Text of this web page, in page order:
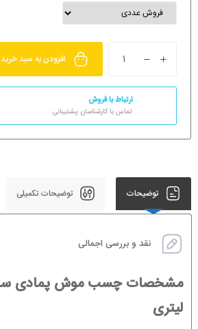
افزودن به سبد خرید
ارتباط با فروش
تماس با کارشناسان پشتیبانی
توضیحات توضیحات تکمیلی
نقد و بررسی اجمالی
لیتری